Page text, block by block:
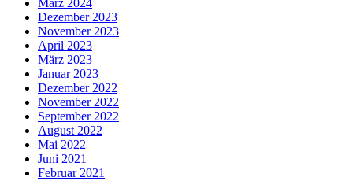
März 2024
Dezember 2023
November 2023
April 2023
März 2023
Januar 2023
Dezember 2022
November 2022
September 2022
August 2022
Mai 2022
Juni 2021
Februar 2021